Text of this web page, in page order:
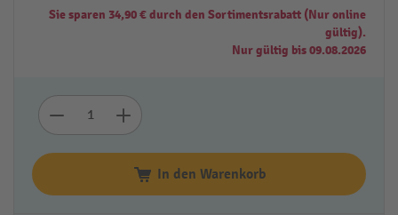
Sie sparen 34,90 € durch den Sortimentsrabatt (Nur online
gültig).
Nur gültig bis 09.08.2026
In den Warenkorb